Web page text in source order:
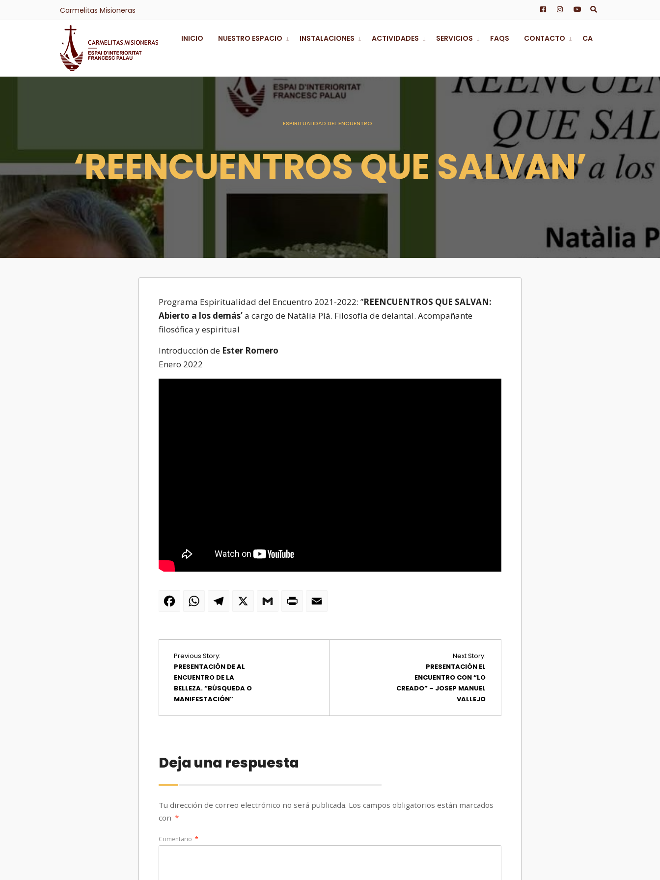
Carmelitas Misioneras
INICIO NUESTRO ESPACIO INSTALACIONES ACTIVIDADES SERVICIOS FAQS CONTACTO CA
ESPIRITUALIDAD DEL ENCUENTRO
‘REENCUENTROS QUE SALVAN’
Programa Espiritualidad del Encuentro 2021-2022: ”REENCUENTROS QUE SALVAN:
Abierto a los demás’a cargo de Natàlia Plá. Filosofía de delantal. Acompañante
filosófica y espiritual
Introducción de Ester Romero
Enero 2022
FacebookWhatsAppTelegram Gmail PrintFriendly
Previous Story:
PRESENTACIÓN DE AL
ENCUENTRO DE LA
BELLEZA. “BÚSQUEDA O
MANIFESTACIÓN”
Next Story:
PRESENTACIÓN EL
ENCUENTRO CON “LO
CREADO” – JOSEP MANUEL
VALLEJO
Deja una respuesta
Tu dirección de correo electrónico no será publicada. Los campos obligatorios están marcados
con *
Comentario *